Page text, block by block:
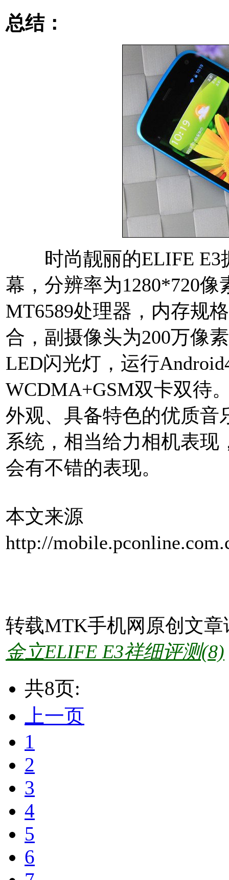
总结：
时尚靓丽的ELIFE E3
幕，分辨率为1280*720
MT6589处理器，内存规
合，副摄像头为200万像
LED闪光灯，运行
WCDMA+GSM双卡双待
外观、具备特色的优质音
系统，相当给力相机表现
会有不错的表现。
本文来源
http://
转载MTK手机网原创文
金立ELIFE E3祥细评测(8)
共8页:
上一页
1
2
3
4
5
6